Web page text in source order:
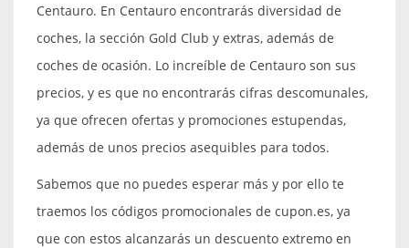
Centauro. En Centauro encontrarás diversidad de
coches, la sección Gold Club y extras, además de
coches de ocasión. Lo increíble de Centauro son sus
precios, y es que no encontrarás cifras descomunales,
ya que ofrecen ofertas y promociones estupendas,
además de unos precios asequibles para todos.
Sabemos que no puedes esperar más y por ello te
traemos los códigos promocionales de cupon.es, ya
que con estos alcanzarás un descuento extremo en